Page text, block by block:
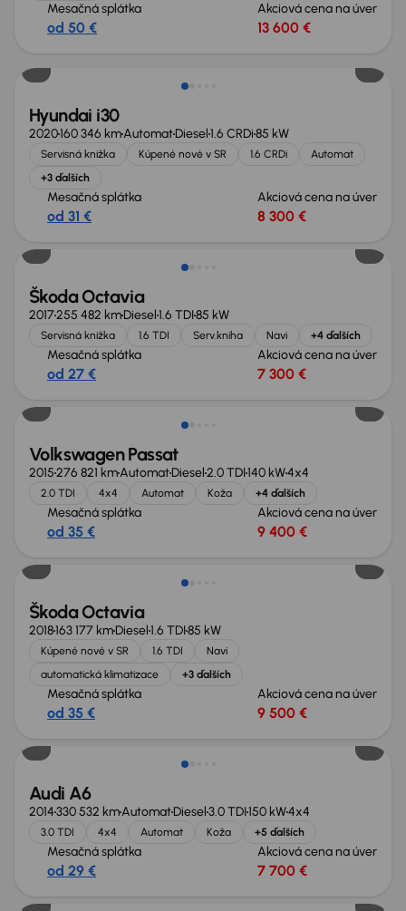
Mesačná splátka
od 50 €
Akciová cena na úver
13 600 €
Hyundai i30
2020160 346 kmAutomatDiesel1.6 CRDi85 kW
Servisná knižka Kúpené nové v SR 1.6 CRDi
Automat
+3 ďalších
Mesačná splátka
od 31 €
Akciová cena na úver
8 300 €
Zlacnené o 700 €
Škoda Octavia
2017255 482 kmDiesel1.6 TDI85 kW
Servisná knižka 1.6 TDI Serv.kniha Navi +4 ďalších
Mesačná splátka
od 27 €
Akciová cena na úver
7 300 €
Zlacnené o 700 €
Volkswagen Passat
2015276 821 kmAutomatDiesel2.0 TDI140 kW4x4
2.0 TDI 4x4 Automat Koža +4 ďalších
Mesačná splátka
od 35 €
Akciová cena na úver
9 400 €
Zlacnené o 900 €
Škoda Octavia
2018163 177 kmDiesel1.6 TDI85 kW
Kúpené nové v SR 1.6 TDI
Navi
automatická klimatizace
+3 ďalších
Mesačná splátka
od 35 €
Akciová cena na úver
9 500 €
Zlacnené o 600 €
Audi A6
2014330 532 kmAutomatDiesel3.0 TDI150 kW4x4
3.0 TDI 4x4 Automat Koža +5 ďalších
Mesačná splátka
od 29 €
Akciová cena na úver
7 700 €